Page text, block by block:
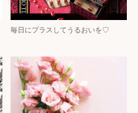
毎日にプラスしてうるおいを♡